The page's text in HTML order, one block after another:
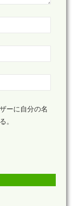
ーに自分の名
。